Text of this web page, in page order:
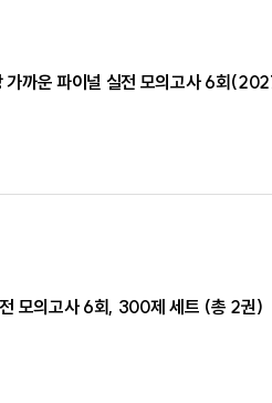
가까운 파이널 실전 모의고사 6회
모의고사 6회, 300제 세트 (총 2권)